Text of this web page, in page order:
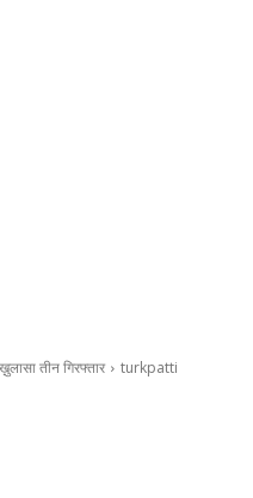
तीन गिरफ्तार turkpatti